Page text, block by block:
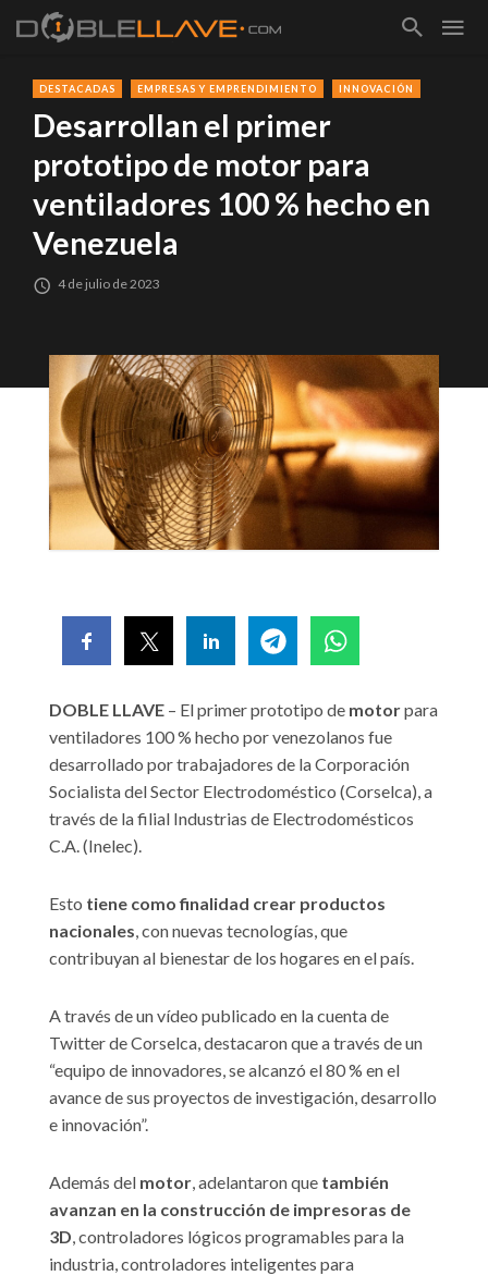
DESTACADAS EMPRESAS Y EMPRENDIMIENTO INNOVACIÓN
Desarrollan el primer
prototipo de motor para
ventiladores 100 % hecho en
Venezuela
4 de julio de 2023
DOBLE LLAVE – El primer prototipo de motorpara
ventiladores 100 % hecho por venezolanos fue
desarrollado por trabajadores de la Corporación
Socialista del Sector Electrodoméstico (Corselca), a
través de la filial Industrias de Electrodomésticos
C.A. (Inelec).
Esto tiene como finalidad crear productos
nacionales, con nuevas tecnologías, que
contribuyan al bienestar de los hogares en el país.
A través de un vídeo publicado en la cuenta de
Twitter de Corselca, destacaron que a través de un
“equipo de innovadores, se alcanzó el 80 % en el
avance de sus proyectos de investigación, desarrollo
e innovación”.
Además del motor, adelantaron que también
avanzan en la construcción de impresoras de
3D, controladores lógicos programables para la
industria, controladores inteligentes para